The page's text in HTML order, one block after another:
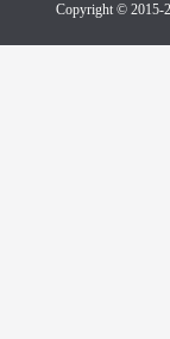
Copyright © 2015-